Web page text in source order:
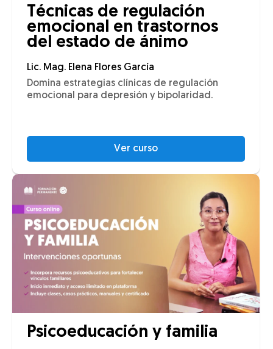
Técnicas de regulación
emocional en trastornos
del estado de ánimo
Lic. Mag. Elena Flores García
Domina estrategias clínicas de regulación
emocional para depresión y bipolaridad.
Ver curso
Psicoeducación y familia